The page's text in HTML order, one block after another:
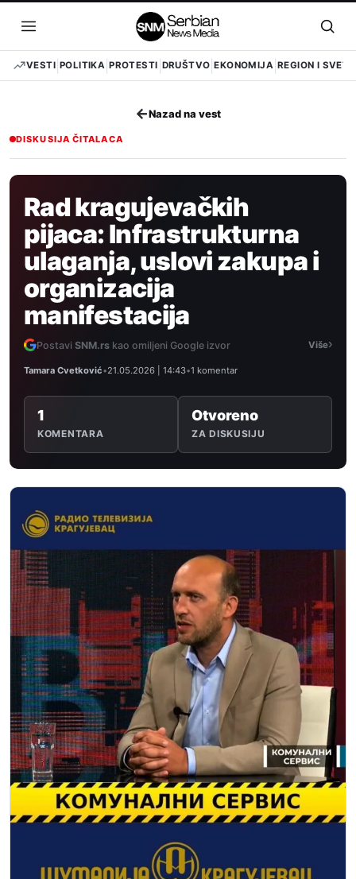
sadržaj
Otvori
meni
VESTI POLITIKA PROTESTI DRUŠTVO EKONOMIJA REGION I SVET
←Nazad na vest
DISKUSIJA ČITALACA
Rad kragujevačkih
pijaca: Infrastrukturna
ulaganja, uslovi zakupa i
organizacija
manifestacija
Postavi SNM.rs kao omiljeni Google izvor Više›
Tamara Cvetković•21.05.2026 | 14:43•1 komentar
1
KOMENTARA
Otvoreno
ZA DISKUSIJU